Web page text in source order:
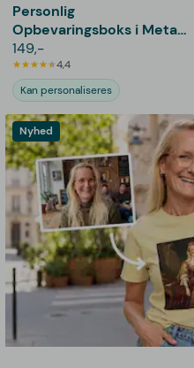
Personlig
Opbevaringsboks i Metal
med Billede -
Rektangulær
149,-
4,4
Kan personaliseres
Nyhed